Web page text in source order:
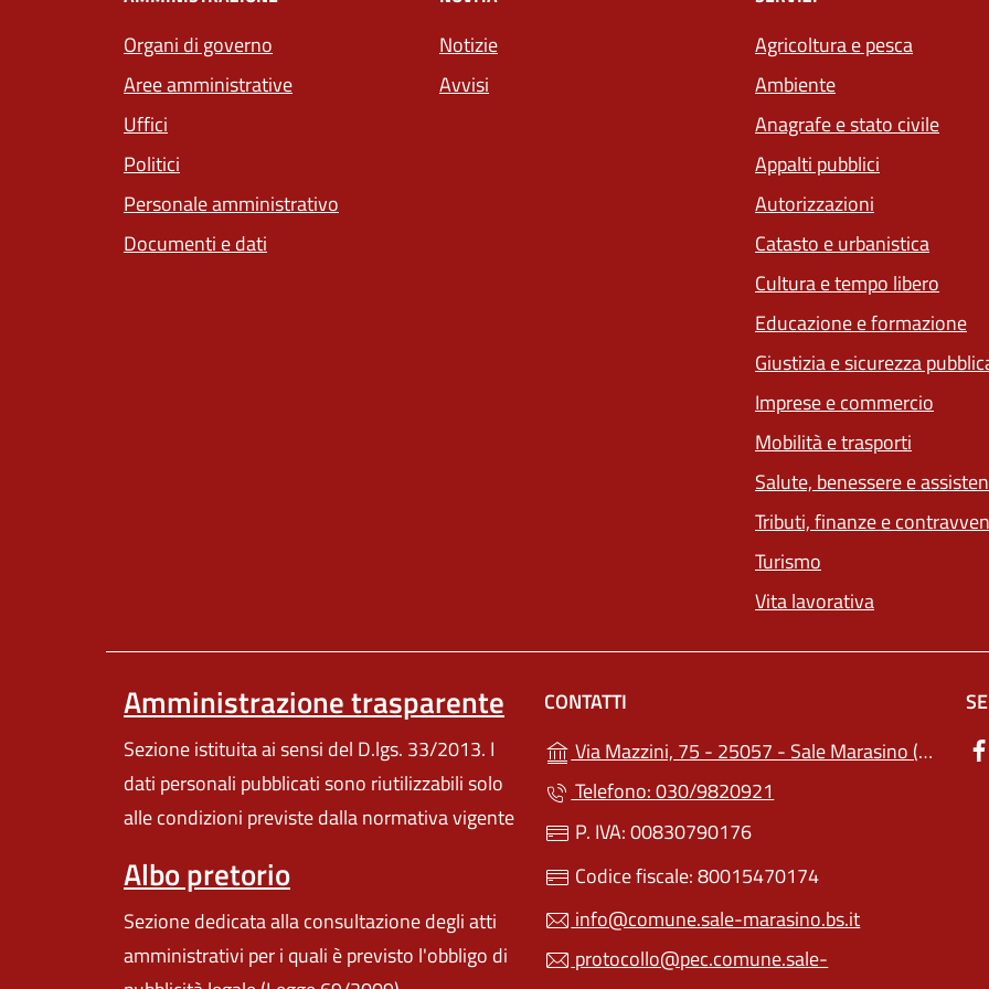
Organi di governo
Aree amministrative
Uffici
Politici
Personale amministrativo
Documenti e dati
Notizie
Avvisi
Agricoltura e pesca
Ambiente
Anagrafe e stato civile
Appalti pubblici
Autorizzazioni
Catasto e urbanistica
Cultura e tempo libero
Educazione e formazione
Giustizia e sicurezza
Imprese e commercio
Mobilità e trasporti
Salute, benessere e
Tributi, finanze e
Turismo
Vita lavorativa
Amministrazione trasparente
Sezione istituita ai sensi del D.lgs. 33/2013. I
dati personali pubblicati sono riutilizzabili solo
alle condizioni previste dalla normativa vigente
Albo pretorio
Sezione dedicata alla consultazione degli atti
amministrativi per i quali è previsto l'obbligo di
CONTATTI
Via Mazzini, 75 - 25057 - Sale Marasino (BS)
Telefono: 030/9820921
P. IVA: 00830790176
Codice fiscale: 80015470174
info@comune.sale-marasino.bs.it
protocollo@pec.comune.sale-